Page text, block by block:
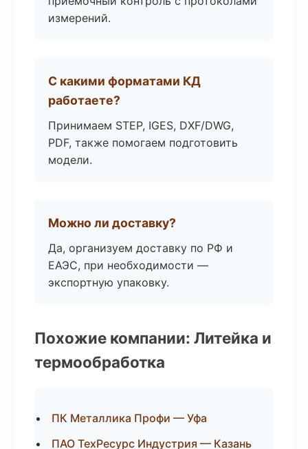
измерений.
С какими форматами КД
работаете?
Принимаем STEP, IGES, DXF/DWG,
PDF, также помогаем подготовить
модели.
Можно ли доставку?
Да, организуем доставку по РФ и
ЕАЭС, при необходимости —
экспортную упаковку.
Похожие компании: Литейка и
термообработка
ПК Металлика Профи — Уфа
ПАО ТехРесурс Индустрия — Казань